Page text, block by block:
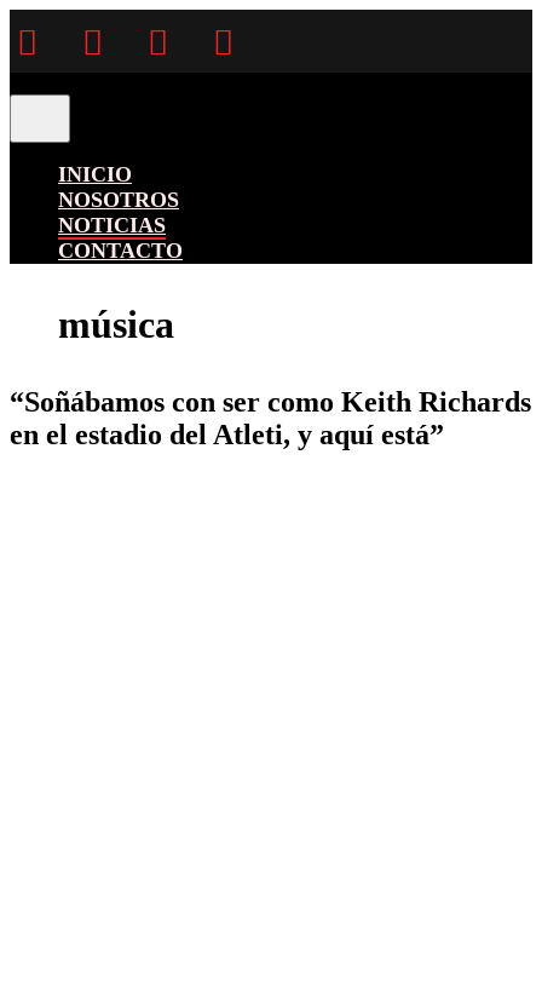
INICIO
NOSOTROS
NOTICIAS
CONTACTO
música
“Soñábamos con ser como Keith Richards
en el estadio del Atleti, y aquí está”